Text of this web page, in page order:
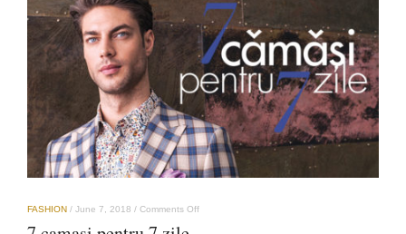
FASHION / June 7, 2018 / Comments Offon